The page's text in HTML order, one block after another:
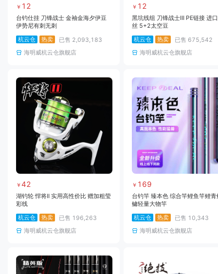
￥ 12
台钓仕挂 刀锋战士 金袖金海夕伊豆
伊势尼有刺无刺
杭云仓
热卖 已售 2,093,183
海明威杭云仓旗舰店
￥ 12
黑坑线组 刀锋战士III PE链接 进
丝 5+2太空豆
杭云仓
热卖 已售 675,542
海明威杭云仓旗舰店
￥ 42
湖钓轮 悍将II 实用高性价比 赠加粗莹
彩线
杭云仓
热卖 已售 196,263
海明威杭云仓旗舰店
￥ 169
台钓竿 臻本色 综合竿鲤鱼竿鲤青
鳙轻量大物竿
杭云仓
热卖 已售 10,343
海明威杭云仓旗舰店